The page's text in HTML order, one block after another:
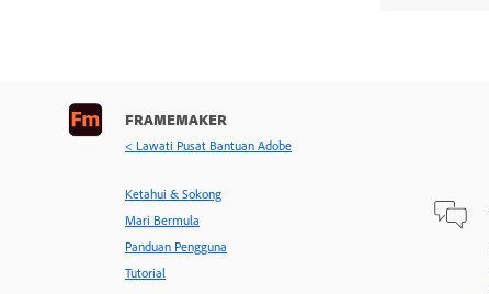
FRAMEMAKER
< Lawati Pusat Bantuan Adobe
Ketahui & Sokong
Mari Bermula
Panduan Pengguna
Tutorial